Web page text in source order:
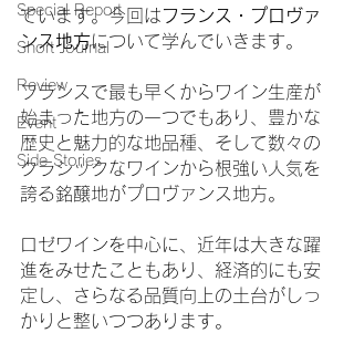
Special Report
Short Journal
Review
Event
Side Stories
ています。今回はフランス・プロヴァ
ンス地方について学んでいきます。
フランスで最も早くからワイン生産が
始まった地方の一つでもあり、豊かな
歴史と魅力的な地品種、そして数々の
クラシックなワインから根強い人気を
誇る銘醸地がプロヴァンス地方。
ロゼワインを中心に、近年は大きな躍
進をみせたこともあり、経済的にも安
定し、さらなる品質向上の土台がしっ
かりと整いつつあります。